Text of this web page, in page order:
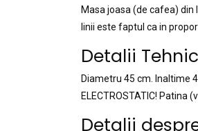
Masa joasa (de cafea) din
linii este faptul ca in
Detalii
Diametru 45 cm. Inaltime
ELECTROSTATIC!
Detalii